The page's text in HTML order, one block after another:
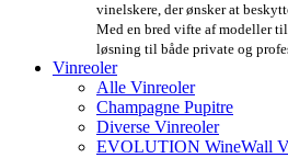
vinelskere, der ønsker at
Med en bred vifte af modeller
løsning til både private og
Vinreoler
Alle Vinreoler
Champagne Pupitre
Diverse Vinreoler
EVOLUTION WineWall